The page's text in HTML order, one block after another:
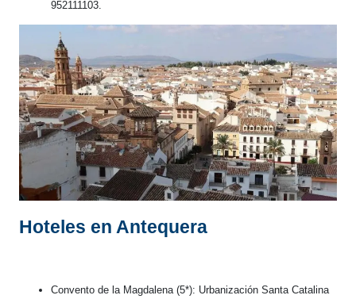
952111103.
Hoteles en Antequera
Convento de la Magdalena (5*): Urbanización Santa Catalina